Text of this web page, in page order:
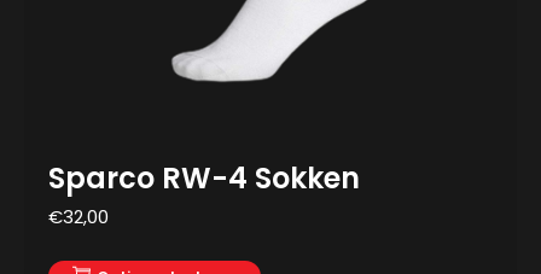
Sparco RW-4 Sokken
€32,00